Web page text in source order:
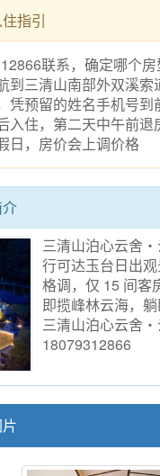
指引
联系，确定哪个房
到三清山南部外双溪
凭预留的姓名手机号
入住，第二天中午前退
日，房价会上调价格
三清山泊心云舍
行可达玉台日出
格调，仅 15 间客
即揽峰林云海，
三清山泊心云舍
18079312866